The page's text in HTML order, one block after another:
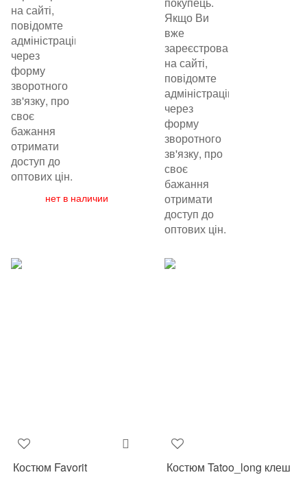
на сайті,
повідомте
адміністрацію
через
форму
зворотного
зв'язку, про
своє
бажання
отримати
доступ до
оптових цін.
нет в наличии
Якщо Ви
вже
зареєстровані
на сайті,
повідомте
адміністрацію
через
форму
зворотного
зв'язку, про
своє
бажання
отримати
доступ до
оптових цін.
Костюм Favorit
Костюм Tatoo_long клеш